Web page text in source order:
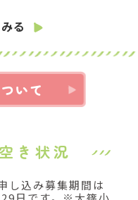
る
いて
き状況
し込み募集期間は